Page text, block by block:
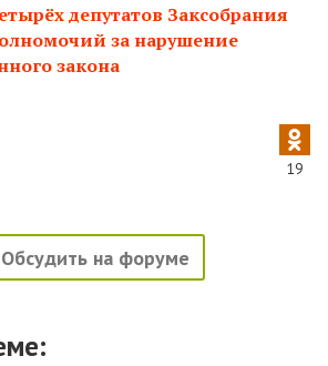
депутатов Заксобрания
за нарушение
закона
19
Обсудить на форуме